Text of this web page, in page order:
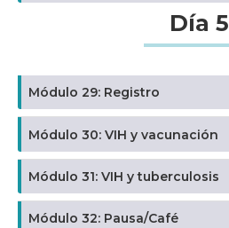
Día 5
Módulo 29: Registro
Módulo 30: VIH y vacunación
Módulo 31: VIH y tuberculosis
Módulo 32: Pausa/Café